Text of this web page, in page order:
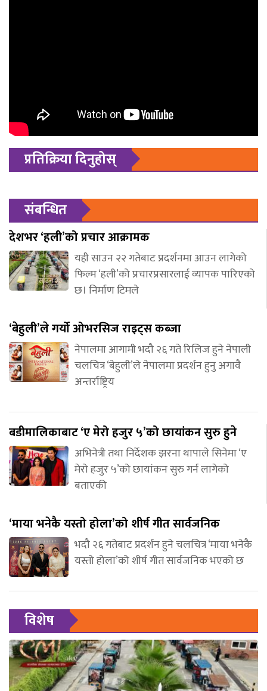
प्रतिक्रिया दिनुहोस्
संबन्धित
देशभर ‘हली’को प्रचार आक्रामक
यही साउन २२ गतेबाट प्रदर्शनमा आउन लागेको
फिल्म ‘हली’को प्रचारप्रसारलाई व्यापक पारिएको
छ। निर्माण टिमले
‘बेहुली’ले गर्यो ओभरसिज राइट्स कब्जा
नेपालमा आगामी भदौ २६ गते रिलिज हुने नेपाली
चलचित्र ‘बेहुली’ले नेपालमा प्रदर्शन हुनु अगावै
अन्तर्राष्ट्रिय
बडीमालिकाबाट ‘ए मेरो हजुर ५’को छायांकन सुरु हुने
अभिनेत्री तथा निर्देशक झरना थापाले सिनेमा ‘ए
मेरो हजुर ५’को छायांकन सुरु गर्न लागेको
बताएकी
‘माया भनेकै यस्तो होला’को शीर्ष गीत सार्वजनिक
भदौ २६ गतेबाट प्रदर्शन हुने चलचित्र ‘माया भनेकै
यस्तो होला’को शीर्ष गीत सार्वजनिक भएको छ
विशेष